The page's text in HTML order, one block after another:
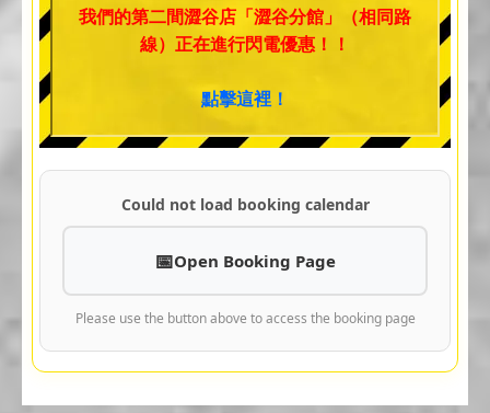
我們的第二間澀谷店「澀谷分館」（相同路
線）正在進行閃電優惠！！
點擊這裡！
Could not load booking calendar
Open Booking Page
Please use the button above to access the booking page